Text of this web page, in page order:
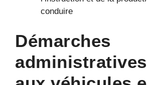
conduire
Démarches